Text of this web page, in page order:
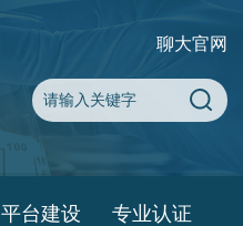
聊大官网
平台建设 专业认证